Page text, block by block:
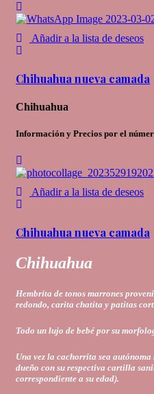
Añadir a la lista de deseos
Chihuahua nueva camada
Chihuahua
Información y Precios por el
Añadir a la lista de deseos
Chihuahua nueva camada
Chihuahua
Hembrita de tonos marrones
redondo, carita chatita y patitas
Todo un lujo de bebé por su
Una vez la cachorrita sea autónoma
dueño con su respectiva cartilla
correspondiente a su edad).